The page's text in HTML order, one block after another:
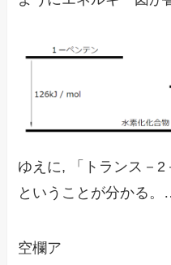
ゆえに, 「トランス－
ということが分かる
空欄ア